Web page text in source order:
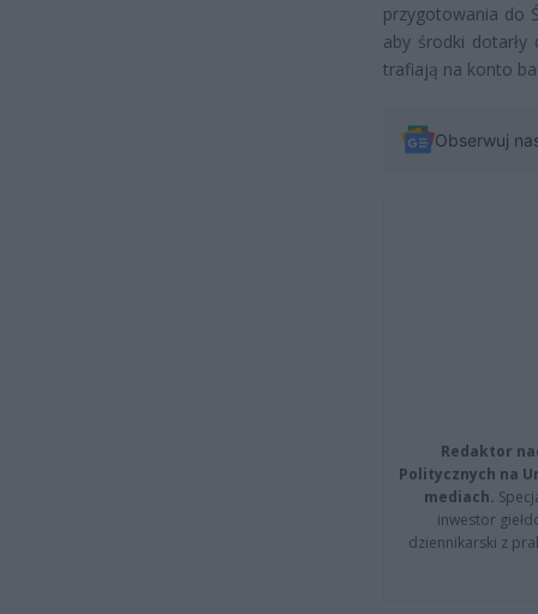
przygotowania do
aby środki
trafiają na konto
Obserwuj
Redaktor
Politycznych na
mediach.
inwestor
dziennikarski z